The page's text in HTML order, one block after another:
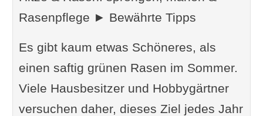
Rasenpflege ► Bewährte Tipps
Es gibt kaum etwas Schöneres, als
einen saftig grünen Rasen im Sommer.
Viele Hausbesitzer und Hobbygärtner
versuchen daher, dieses Ziel jedes Jahr